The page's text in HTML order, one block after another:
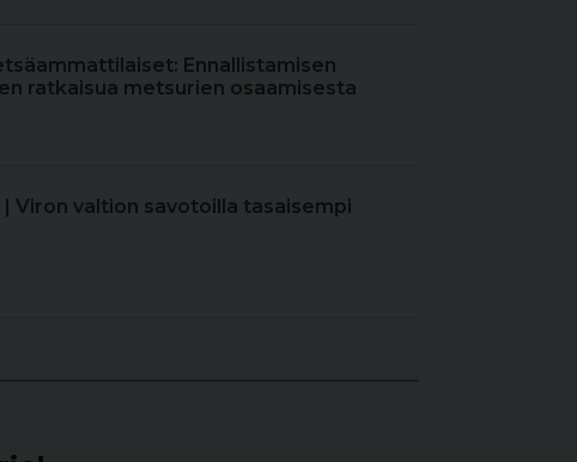
Ennallistamisen
ratkaisua metsurien osaamisesta
| Viron valtion savotoilla tasaisempi